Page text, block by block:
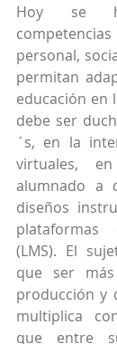
Hoy se
personal,
permitan
educación en
debe ser
´s, en la
virtuales,
alumnado a
diseños
plataformas
(LMS). El
que ser
producción y
multiplica
que entre